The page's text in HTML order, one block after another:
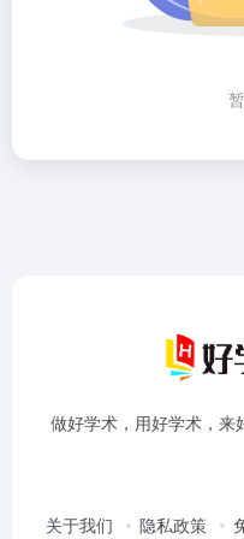
做好学术，用好学术，
关于我们 隐私政策